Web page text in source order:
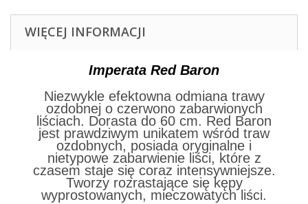
WIĘCEJ INFORMACJI
Imperata Red Baron
Niezwykle efektowna odmiana trawy
ozdobnej o czerwono zabarwionych
liściach. Dorasta do 60 cm. Red Baron
jest prawdziwym unikatem wśród traw
ozdobnych, posiada oryginalne i
nietypowe zabarwienie liści, które z
czasem staje się coraz intensywniejsze.
Tworzy rozrastające się kępy
wyprostowanych, mieczowatych liści.